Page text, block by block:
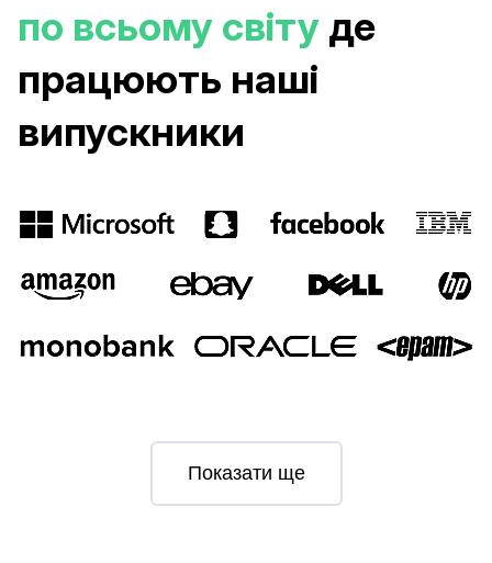
по всьому світу де
працюють наші
випускники
Показати ще